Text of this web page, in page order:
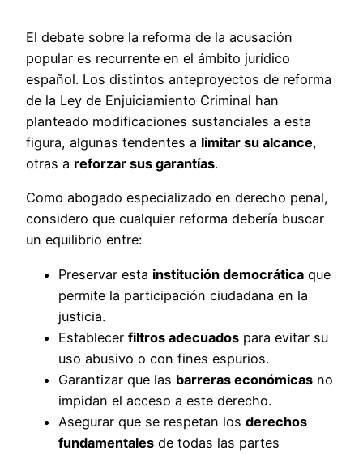
El debate sobre la reforma de la acusación
popular es recurrente en el ámbito jurídico
español. Los distintos anteproyectos de reforma
de la Ley de Enjuiciamiento Criminal han
planteado modificaciones sustanciales a esta
figura, algunas tendentes a limitar su alcance,
otras a reforzar sus garantías.
Como abogado especializado en derecho penal,
considero que cualquier reforma debería buscar
un equilibrio entre:
Preservar esta institución democrática que
permite la participación ciudadana en la
justicia.
Establecer filtros adecuados para evitar su
uso abusivo o con fines espurios.
Garantizar que las barreras económicas no
impidan el acceso a este derecho.
Asegurar que se respetan los derechos
fundamentales de todas las partes